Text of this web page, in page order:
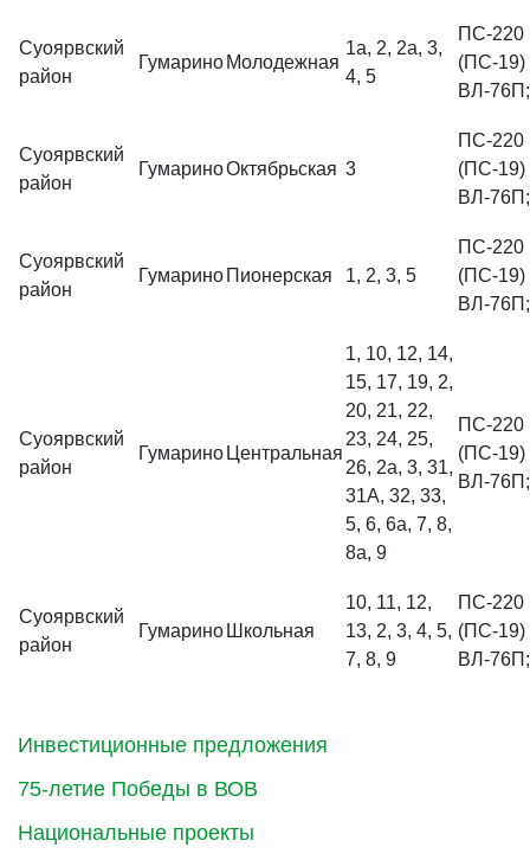
Инвестиционные предложения
75-летие Победы в ВОВ
Национальные проекты
Суоярвский
район
Гумарино Молодежная
1а, 2, 2а, 3,
4, 5
ПС-220
(ПС-
ВЛ-
Суоярвский
район
ГумариноОктябрьская 3
ПС-220
(ПС-
ВЛ-
Суоярвский
район
Гумарино Пионерская 1, 2, 3, 5
ПС-220
(ПС-
ВЛ-
Суоярвский
район
Гумарино Центральная
1, 10, 12, 14,
15, 17, 19, 2,
20, 21, 22,
23, 24, 25,
26, 2а, 3, 31,
31А, 32, 33,
5, 6, 6а, 7, 8,
8а, 9
ПС-220
(ПС-
ВЛ-
Суоярвский
район
Гумарино Школьная
10, 11, 12,
13, 2, 3, 4, 5,
7, 8, 9
ПС-220
(ПС-
ВЛ-